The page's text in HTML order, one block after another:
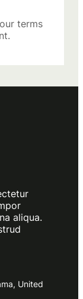
terms
aliqua.
United